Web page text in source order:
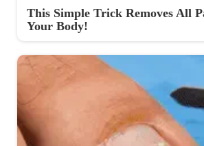
This Simple Trick Removes All
Your Body!